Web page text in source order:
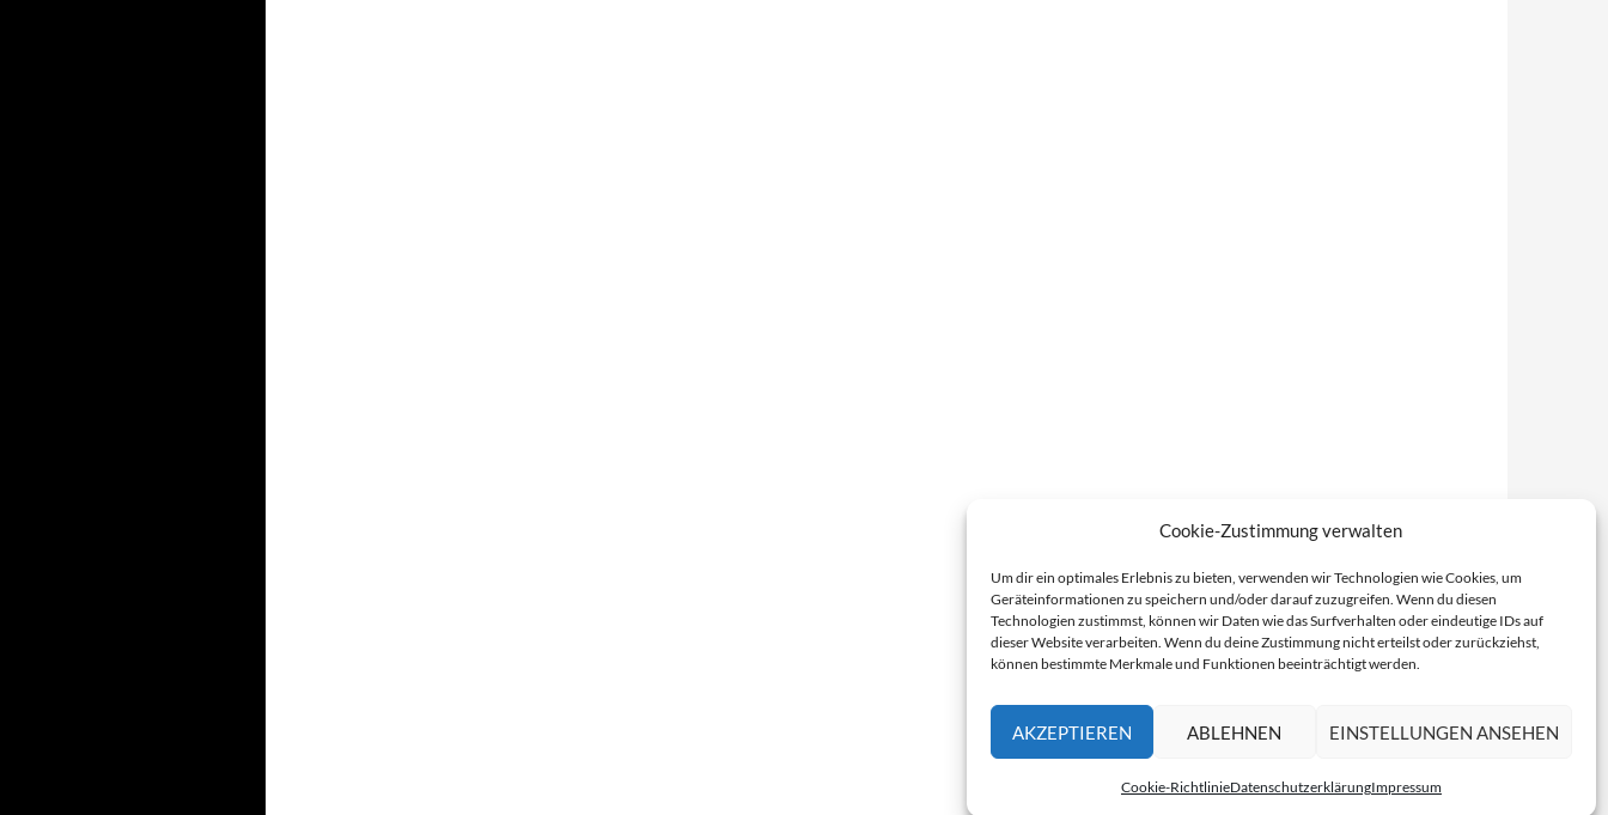
Cookie-Zustimmung verwalten
Um dir ein optimales Erlebnis zu bieten, verwenden wir Technologien wie Cookies, um
Geräteinformationen zu speichern und/oder darauf zuzugreifen. Wenn du diesen
Technologien zustimmst, können wir Daten wie das Surfverhalten oder eindeutige IDs auf
dieser Website verarbeiten. Wenn du deine Zustimmung nicht erteilst oder zurückziehst,
können bestimmte Merkmale und Funktionen beeinträchtigt werden.
AKZEPTIEREN ABLEHNEN EINSTELLUNGEN ANSEHEN
Cookie-RichtlinieDatenschutzerklärungImpressum